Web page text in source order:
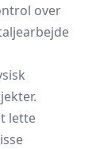
over
lette